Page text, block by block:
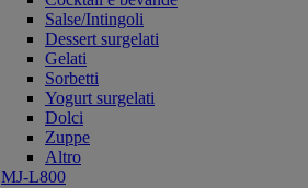
Salse/Intingoli
Dessert surgelati
Gelati
Sorbetti
Yogurt surgelati
Dolci
Zuppe
Altro
MJ-L800